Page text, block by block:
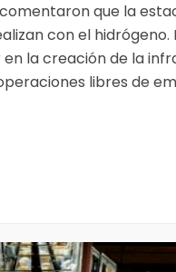
comentaron que la
con el
la creación de la
libres de